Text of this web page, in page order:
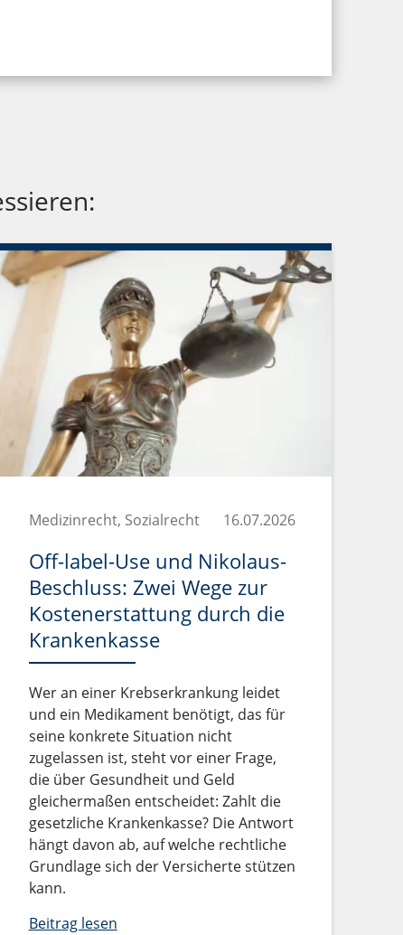
Medizinrecht, Sozialrecht 16.07.2026
Off-label-Use und Nikolaus-
Beschluss: Zwei Wege zur
Kostenerstattung durch die
Krankenkasse
Wer an einer Krebserkrankung leidet
und ein Medikament benötigt, das für
seine konkrete Situation nicht
zugelassen ist, steht vor einer Frage,
die über Gesundheit und Geld
gleichermaßen entscheidet: Zahlt die
gesetzliche Krankenkasse? Die Antwort
hängt davon ab, auf welche rechtliche
Grundlage sich der Versicherte stützen
kann.
Beitrag lesen